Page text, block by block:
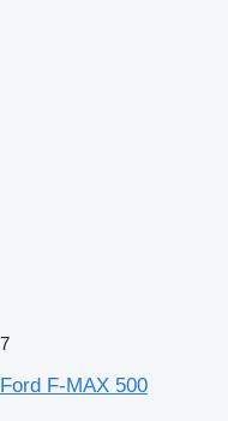
7
Ford F-MAX 500